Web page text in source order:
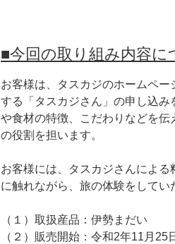
■今回の取り組み内容に
お客様は、タスカジのホームペ
する「タスカジさん」の申し込
や食材の特徴、こだわりなどを伝
の役割を担います。
お客様には、タスカジさんによ
に触れながら、旅の体験をしてい
（１）取扱産品：伊勢まだい
（２）販売開始：令和2年11月25